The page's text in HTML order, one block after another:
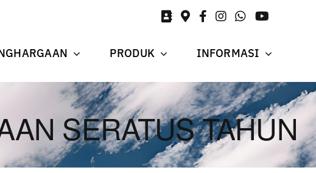
PRODUK INFORMASI
SERATUS TAHUN